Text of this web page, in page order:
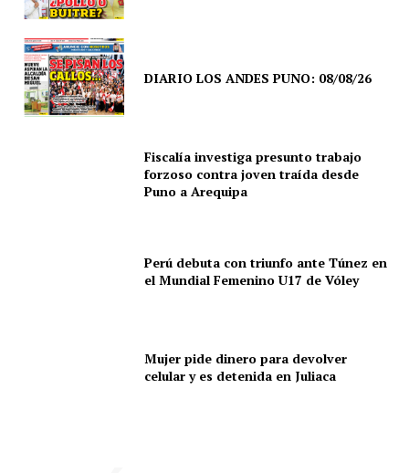
DIARIO LOS ANDES PUNO: 08/08/26
Fiscalía investiga presunto trabajo
forzoso contra joven traída desde
Puno a Arequipa
Perú debuta con triunfo ante Túnez en
el Mundial Femenino U17 de Vóley
Mujer pide dinero para devolver
celular y es detenida en Juliaca